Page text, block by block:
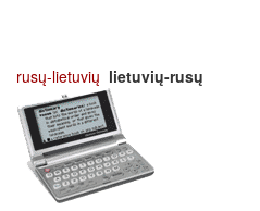
rusų-lietuvių lietuvių-rusų